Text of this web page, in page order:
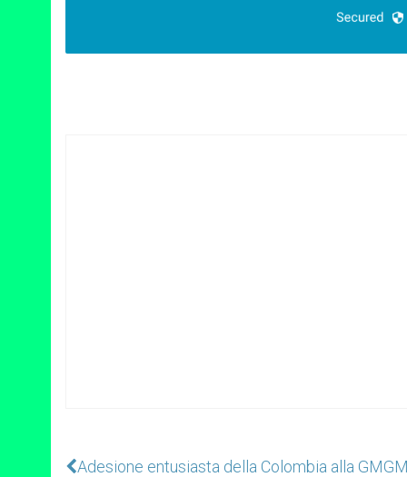
Adesione entusiasta della Colombia alla GMG